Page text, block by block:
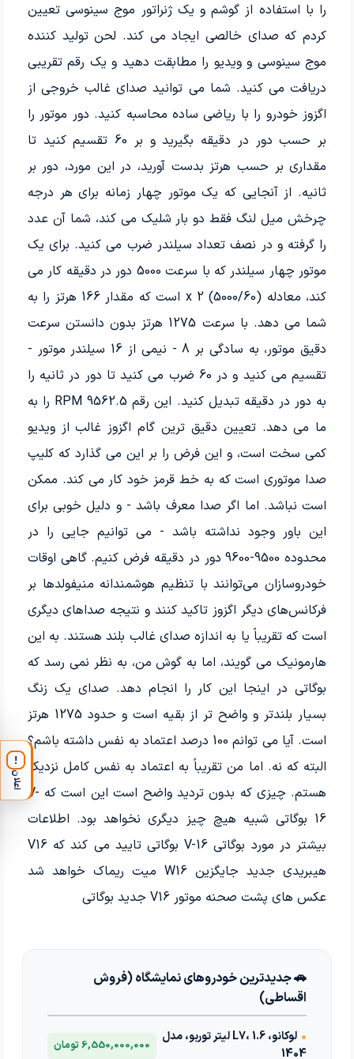
را با استفاده از گوشم و یک ژنراتور موج سینوسی تعیین
کردم که صدای خالصی ایجاد می کند. لحن تولید کننده
موج سینوسی و ویدیو را مطابقت دهید و یک رقم تقریبی
دریافت می کنید. شما می توانید صدای غالب خروجی از
اگزوز خودرو را با ریاضی ساده محاسبه کنید. دور موتور را
بر حسب دور در دقیقه بگیرید و بر 60 تقسیم کنید تا
مقداری بر حسب هرتز بدست آورید، در این مورد، دور بر
ثانیه. از آنجایی که یک موتور چهار زمانه برای هر درجه
چرخش میل لنگ فقط دو بار شلیک می کند، شما آن عدد
را گرفته و در نصف تعداد سیلندر ضرب می کنید. برای یک
موتور چهار سیلندر که با سرعت 5000 دور در دقیقه کار می
کند، معادله (5000/60) x 2 است که مقدار 166 هرتز را به
شما می دهد. با سرعت 1275 هرتز بدون دانستن سرعت
دقیق موتور، به سادگی بر 8 - نیمی از 16 سیلندر موتور -
تقسیم می کنید و در 60 ضرب می کنید تا دور در ثانیه را
به دور در دقیقه تبدیل کنید. این رقم 9562.5 RPM را به
ما می دهد. تعیین دقیق ترین گام اگزوز غالب از ویدیو
کمی سخت است، و این فرض را بر این می گذارد که کلیپ
صدا موتوری است که به خط قرمز خود کار می کند. ممکن
است نباشد. اما اگر صدا معرف باشد - و دلیل خوبی برای
این باور وجود نداشته باشد - می توانیم جایی را در
محدوده 9500-9600 دور در دقیقه فرض کنیم. گاهی اوقات
خودروسازان می‌توانند با تنظیم هوشمندانه منیفولدها بر
فرکانس‌های دیگر اگزوز تاکید کنند و نتیجه صداهای دیگری
است که تقریباً یا به اندازه صدای غالب بلند هستند. به این
هارمونیک می گویند، اما به گوش من، به نظر نمی رسد که
بوگاتی در اینجا این کار را انجام دهد. صدای یک زنگ
بسیار بلندتر و واضح تر از بقیه است و حدود 1275 هرتز
است. آیا می توانم 100 درصد اعتماد به نفس داشته باشم؟
البته که نه. اما من تقریباً به اعتماد به نفس کامل نزدیک
هستم. چیزی که بدون تردید واضح است این است که V-
16 بوگاتی شبیه هیچ چیز دیگری نخواهد بود. اطلاعات
بیشتر در مورد بوگاتی V-16 بوگاتی تایید می کند که V16
هیبریدی جدید جایگزین W16 میت ریماک خواهد شد
عکس های پشت صحنه موتور V16 جدید بوگاتی
🚗 جدیدترین خودروهای نمایشگاه (فروش
اقساطی)
•
لوکانو، L7، 1.6 لیتر توربو، مدل
1404
6,550,000,000 تومان
!
اعلان